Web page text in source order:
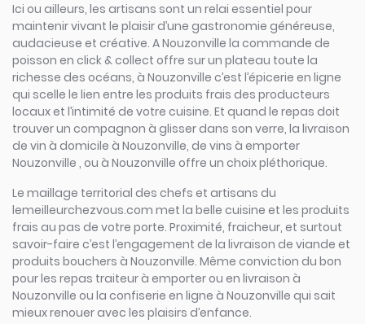
Ici ou ailleurs, les artisans sont un relai essentiel pour
maintenir vivant le plaisir d’une gastronomie généreuse,
audacieuse et créative. A Nouzonville la commande de
poisson en click & collect offre sur un plateau toute la
richesse des océans, à Nouzonville c’est l’épicerie en ligne
qui scelle le lien entre les produits frais des producteurs
locaux et l’intimité de votre cuisine. Et quand le repas doit
trouver un compagnon à glisser dans son verre, la livraison
de vin à domicile à Nouzonville, de vins à emporter
Nouzonville , ou à Nouzonville offre un choix pléthorique.
Le maillage territorial des chefs et artisans du
lemeilleurchezvous.com met la belle cuisine et les produits
frais au pas de votre porte. Proximité, fraicheur, et surtout
savoir-faire c’est l’engagement de la livraison de viande et
produits bouchers à Nouzonville. Même conviction du bon
pour les repas traiteur à emporter ou en livraison à
Nouzonville ou la confiserie en ligne à Nouzonville qui sait
mieux renouer avec les plaisirs d’enfance.